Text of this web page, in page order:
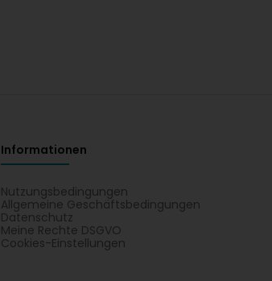
Informationen
Nutzungsbedingungen
Allgemeine Geschäftsbedingungen
Datenschutz
Meine Rechte DSGVO
Cookies-Einstellungen